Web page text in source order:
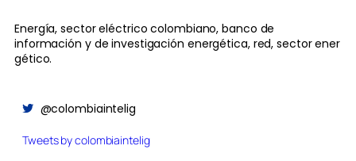
Energía, sector eléctrico colombiano, banco de
información y de investigación energética, red, sector ener
gético.
@colombiaintelig
Tweets by colombiaintelig